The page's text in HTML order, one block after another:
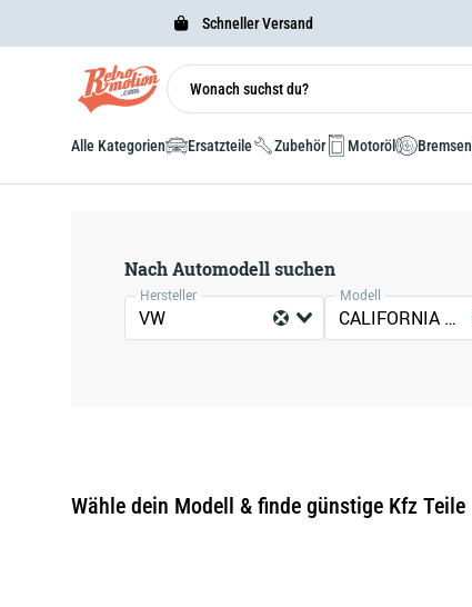
Schneller Versand
Alle Kategorien Ersatzteile Zubehör Motoröl Bremsen
Nach Automodell suchen
Hersteller
VW
Modell
CALIFORNIA T4 CAMPER (7DJ, 7DK, 70J)
Wähle dein Modell & finde günstige Kfz Teile